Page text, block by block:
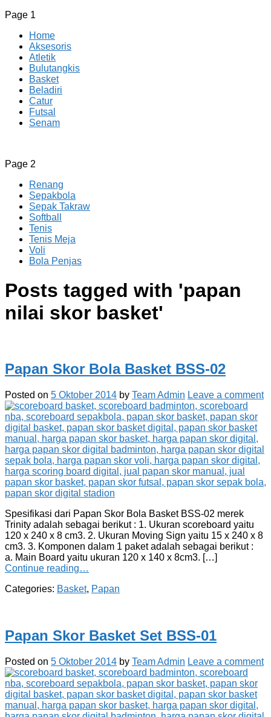
Page 1
Home
Aksesoris
Atletik
Bulutangkis
Basket
Beladiri
Catur
Futsal
Senam
CV JAYA BERSAMA Co Id
Menyediakan Semua Perlengkapan Olahraga Yang
Page 2
Renang
Sepakbola
Sepak Takraw
Softball
Tenis
Tenis Meja
Voli
Bola Penjas
Posts tagged with 'papan
nilai skor basket'
Papan Skor Bola Basket BSS-02
Posted on 5 Oktober 2014 by Team Admin Leave a comment
Spesifikasi dari Papan Skor Bola Basket BSS-02 merek
Trinity adalah sebagai berikut : 1. Ukuran scoreboard yaitu
120 x 240 x 8 cm3. 2. Ukuran Moving Sign yaitu 15 x 240 x 8
cm3. 3. Komponen dalam 1 paket adalah sebagai berikut :
a. Main Board yaitu ukuran 120 x 140 x 8cm3. […]
Continue reading…
Categories: Basket, Papan
Papan Skor Basket Set BSS-01
Posted on 5 Oktober 2014 by Team Admin Leave a comment